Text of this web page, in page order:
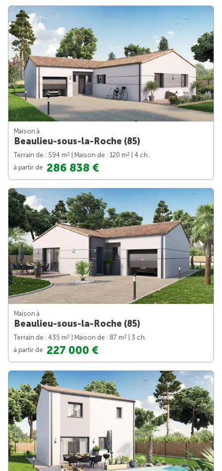
Maison à
Beaulieu-sous-la-Roche (85)
Terrain de : 594 m2 | Maison de : 120 m2
| 4 ch.
à partir de 286 838 €
Maison à
Beaulieu-sous-la-Roche (85)
Terrain de : 435 m2 | Maison de : 87 m2
| 3 ch.
à partir de 227 000 €